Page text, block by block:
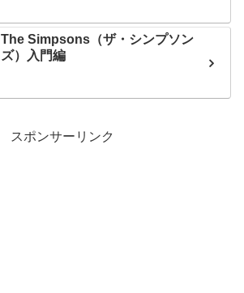
The Simpsons（ザ・シンプソン
ズ）入門編
スポンサーリンク